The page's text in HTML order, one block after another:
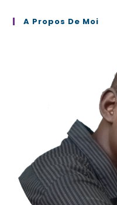
A Propos De Moi